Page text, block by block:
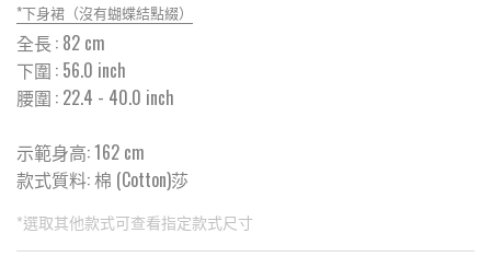
*下身裙（沒有蝴蝶結點綴）
全長 : 82 cm
下圍 : 56.0 inch
腰圍 : 22.4 - 40.0 inch
示範身高: 162 cm
款式質料:棉 (Cotton)莎
*選取其他款式可查看指定款式尺寸